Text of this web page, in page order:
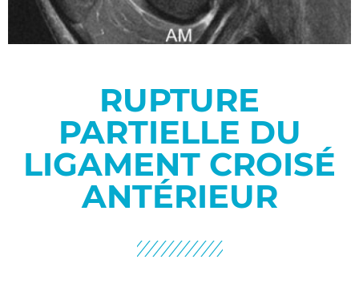
RUPTURE
PARTIELLE DU
LIGAMENT CROISÉ
ANTÉRIEUR